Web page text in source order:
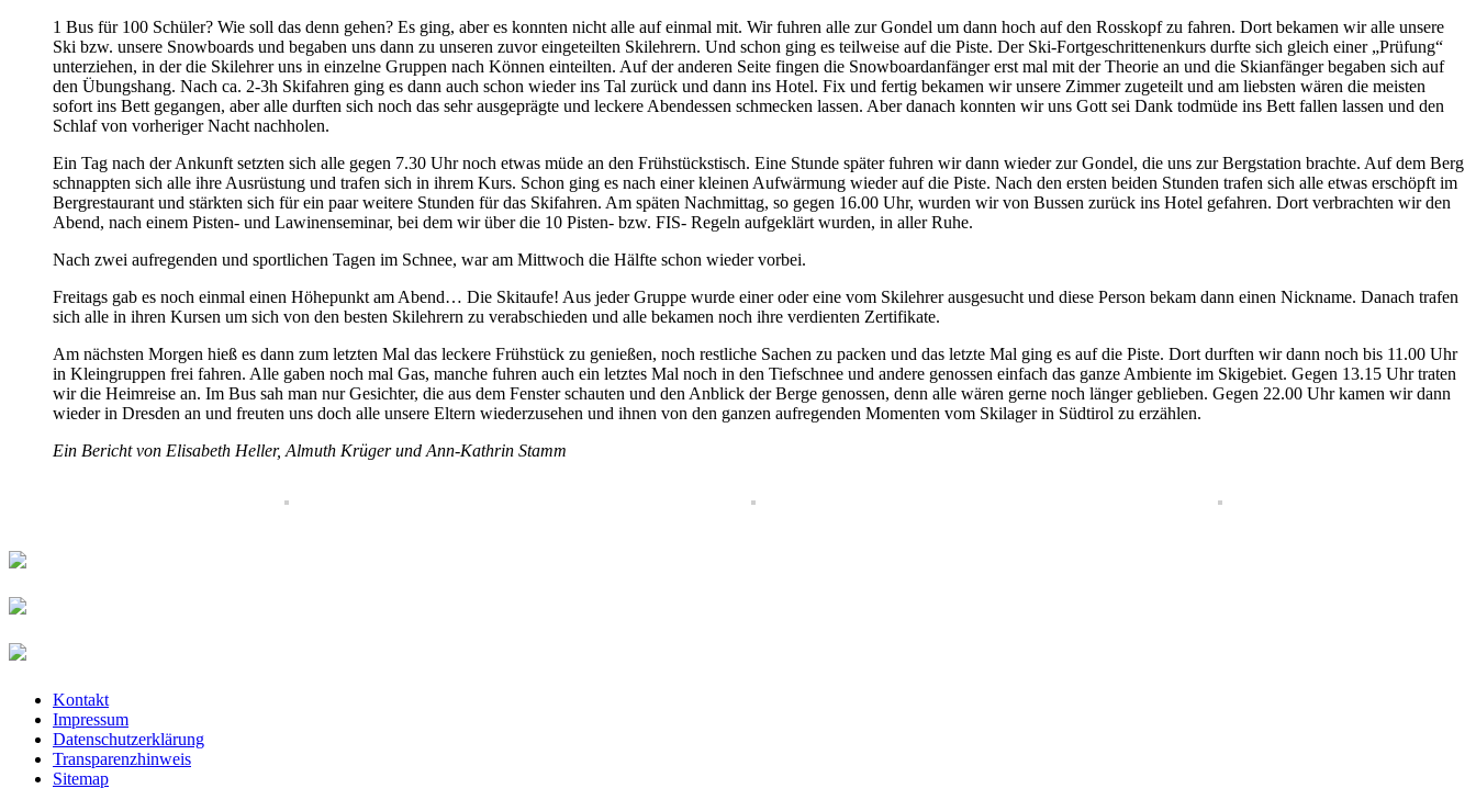
1 Bus für 100 Schüler? Wie soll das denn gehen? Es ging, aber es konnten nicht alle auf einmal mit. Wir fuhren alle zur Gondel um dann hoch auf den Rosskopf zu fahren. Dort bekamen wir alle unsere
Ski bzw. unsere Snowboards und begaben uns dann zu unseren zuvor eingeteilten Skilehrern. Und schon ging es teilweise auf die Piste. Der Ski-Fortgeschrittenenkurs durfte sich gleich einer „Prüfung“
unterziehen, in der die Skilehrer uns in einzelne Gruppen nach Können einteilten. Auf der anderen Seite fingen die Snowboardanfänger erst mal mit der Theorie an und die Skianfänger begaben sich auf
den Übungshang. Nach ca. 2-3h Skifahren ging es dann auch schon wieder ins Tal zurück und dann ins Hotel. Fix und fertig bekamen wir unsere Zimmer zugeteilt und am liebsten wären die meisten
sofort ins Bett gegangen, aber alle durften sich noch das sehr ausgeprägte und leckere Abendessen schmecken lassen. Aber danach konnten wir uns Gott sei Dank todmüde ins Bett fallen lassen und den
Schlaf von vorheriger Nacht nachholen.
Ein Tag nach der Ankunft setzten sich alle gegen 7.30 Uhr noch etwas müde an den Frühstückstisch. Eine Stunde später fuhren wir dann wieder zur Gondel, die uns zur Bergstation brachte. Auf dem Berg
schnappten sich alle ihre Ausrüstung und trafen sich in ihrem Kurs. Schon ging es nach einer kleinen Aufwärmung wieder auf die Piste. Nach den ersten beiden Stunden trafen sich alle etwas erschöpft im
Bergrestaurant und stärkten sich für ein paar weitere Stunden für das Skifahren. Am späten Nachmittag, so gegen 16.00 Uhr, wurden wir von Bussen zurück ins Hotel gefahren. Dort verbrachten wir den
Abend, nach einem Pisten- und Lawinenseminar, bei dem wir über die 10 Pisten- bzw. FIS- Regeln aufgeklärt wurden, in aller Ruhe.
Nach zwei aufregenden und sportlichen Tagen im Schnee, war am Mittwoch die Hälfte schon wieder vorbei.
Freitags gab es noch einmal einen Höhepunkt am Abend… Die Skitaufe! Aus jeder Gruppe wurde einer oder eine vom Skilehrer ausgesucht und diese Person bekam dann einen Nickname. Danach trafen
sich alle in ihren Kursen um sich von den besten Skilehrern zu verabschieden und alle bekamen noch ihre verdienten Zertifikate.
Am nächsten Morgen hieß es dann zum letzten Mal das leckere Frühstück zu genießen, noch restliche Sachen zu packen und das letzte Mal ging es auf die Piste. Dort durften wir dann noch bis 11.00 Uhr
in Kleingruppen frei fahren. Alle gaben noch mal Gas, manche fuhren auch ein letztes Mal noch in den Tiefschnee und andere genossen einfach das ganze Ambiente im Skigebiet. Gegen 13.15 Uhr traten
wir die Heimreise an. Im Bus sah man nur Gesichter, die aus dem Fenster schauten und den Anblick der Berge genossen, denn alle wären gerne noch länger geblieben. Gegen 22.00 Uhr kamen wir dann
wieder in Dresden an und freuten uns doch alle unsere Eltern wiederzusehen und ihnen von den ganzen aufregenden Momenten vom Skilager in Südtirol zu erzählen.
Ein Bericht von Elisabeth Heller, Almuth Krüger und Ann-Kathrin Stamm
Kontakt
Impressum
Datenschutzerklärung
Transparenzhinweis
Sitemap